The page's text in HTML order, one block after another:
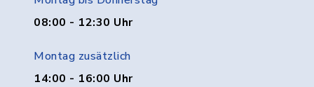
08:00 - 12:30 Uhr
Montag zusätzlich
14:00 - 16:00 Uhr